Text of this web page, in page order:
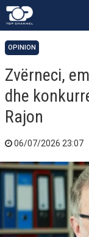
OPINION
Zvërneci,
dhe
Rajon
06/07/2026 23:07